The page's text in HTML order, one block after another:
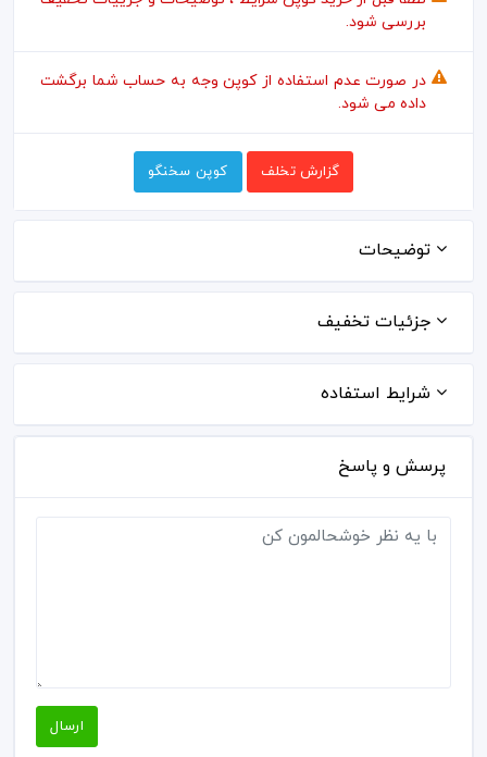
بررسی شود.
در صورت عدم استفاده از کوپن وجه به حساب شما برگشت
داده می شود.
گزارش تخلف کوپن سخنگو
توضیحات
جزئیات تخفیف
شرایط استفاده
پرسش و پاسخ
ارسال